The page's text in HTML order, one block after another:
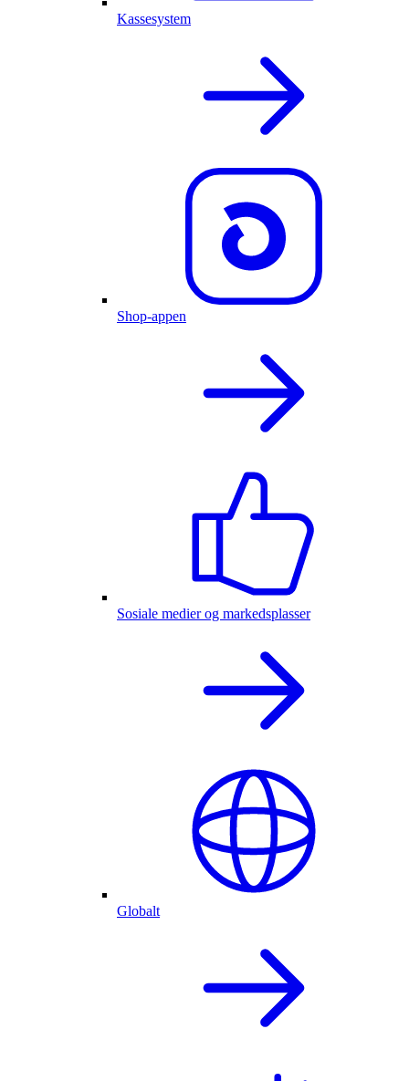
Kassesystem
Shop-appen
Sosiale medier og markedsplasser
Globalt